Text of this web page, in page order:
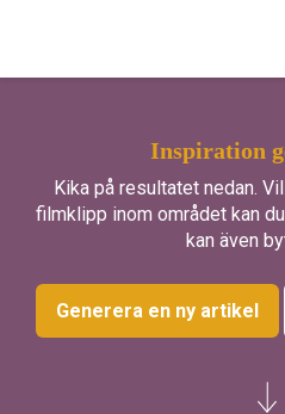
till
Inspiration
Kika på resultatet nedan.
filmklipp inom området kan
kan även
Generera en ny artikel